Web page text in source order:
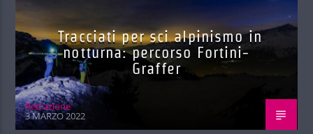
Tracciati per sci alpinismo in
notturna: percorso Fortini-
Graffer
Red.azione
3 MARZO 2022